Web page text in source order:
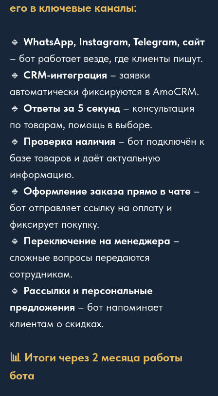
его в ключевые каналы:
🔹 WhatsApp, Instagram, Telegram, сайт
– бот работает везде, где клиенты пишут.
🔹 CRM-интеграция – заявки
автоматически фиксируются в AmoCRM.
🔹 Ответы за 5 секунд – консультация
по товарам, помощь в выборе.
🔹 Проверка наличия – бот подключён к
базе товаров и даёт актуальную
информацию.
🔹 Оформление заказа прямо в чате –
бот отправляет ссылку на оплату и
фиксирует покупку.
🔹 Переключение на менеджера –
сложные вопросы передаются
сотрудникам.
🔹 Рассылки и персональные
предложения – бот напоминает
клиентам о скидках.
📊 Итоги через 2 месяца работы
бота